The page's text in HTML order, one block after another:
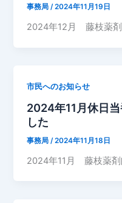
事務局/2024年11月19日
2024年12月 藤枝薬
市民へのお知らせ
2024年11月休日
した
事務局 /2024年11月18日
2024年11月 藤枝薬